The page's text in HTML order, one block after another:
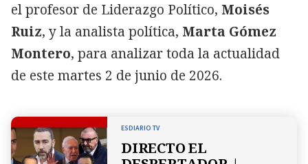
el profesor de Liderazgo Político, Moisés
Ruiz, y la analista política, Marta Gómez
Montero, para analizar toda la actualidad
de este martes 2 de junio de 2026.
ESDIARIO TV
DIRECTO EL